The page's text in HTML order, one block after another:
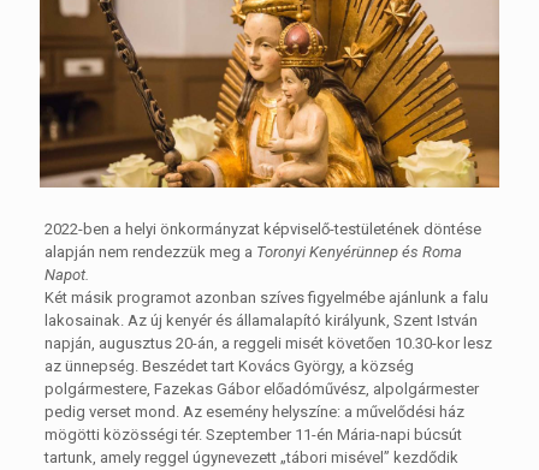
2022-ben a helyi önkormányzat képviselő-testületének döntése
alapján nem rendezzük meg a Toronyi Kenyérünnep és Roma
Napot.
Két másik programot azonban szíves figyelmébe ajánlunk a falu
lakosainak. Az új kenyér és államalapító királyunk, Szent István
napján, augusztus 20-án, a reggeli misét követően 10.30-kor lesz
az ünnepség. Beszédet tart Kovács György, a község
polgármestere, Fazekas Gábor előadóművész, alpolgármester
pedig verset mond. Az esemény helyszíne: a művelődési ház
mögötti közösségi tér. Szeptember 11-én Mária-napi búcsút
tartunk, amely reggel úgynevezett „tábori misével” kezdődik